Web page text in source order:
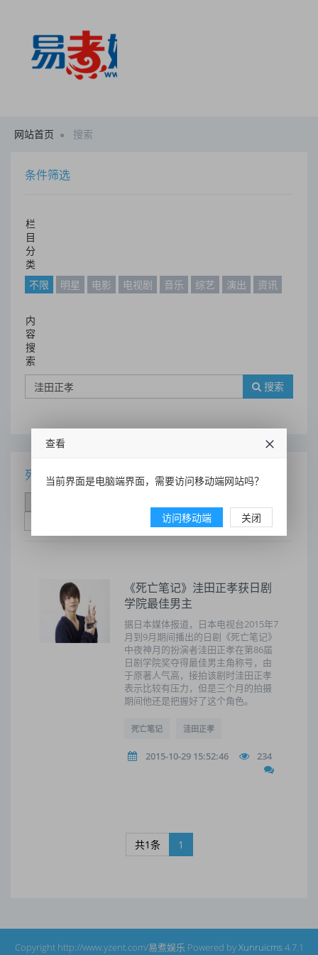
网站首页 搜索
条件筛选
栏
目
分
类
不限
明星 电影 电视剧 音乐 综艺 演出 资讯
内
容
搜
索
搜索
列表
《死亡笔记》洼田正孝获日剧
学院最佳男主
据日本媒体报道，日本电视台2015年7
月到9月期间播出的日剧《死亡笔记》
中夜神月的扮演者洼田正孝在第86届
日剧学院奖夺得最佳男主角称号，由
于原著人气高，接拍该剧时洼田正孝
表示比较有压力，但是三个月的拍摄
期间他还是把握好了这个角色。
死亡笔记 洼田正孝
2015-10-29 15:52:46 234
共1条 1
Copyright http://www.yzent.com/易煮娱乐 Powered byXunruicms4.7.1
查看
当前界面是电脑端界面，需要访问移动端网站吗？
访问移动端 关闭